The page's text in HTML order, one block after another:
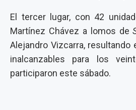
El tercer lugar, con 42
Martínez Chávez a lomos de
Alejandro Vizcarra,
inalcanzables para los
participaron este sábado.